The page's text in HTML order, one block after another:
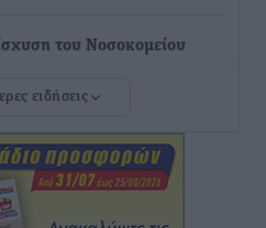
του Νοσοκομείου
προς Α. Γεωργιάδη:
την Ενίσχυση της
ειδήσεις